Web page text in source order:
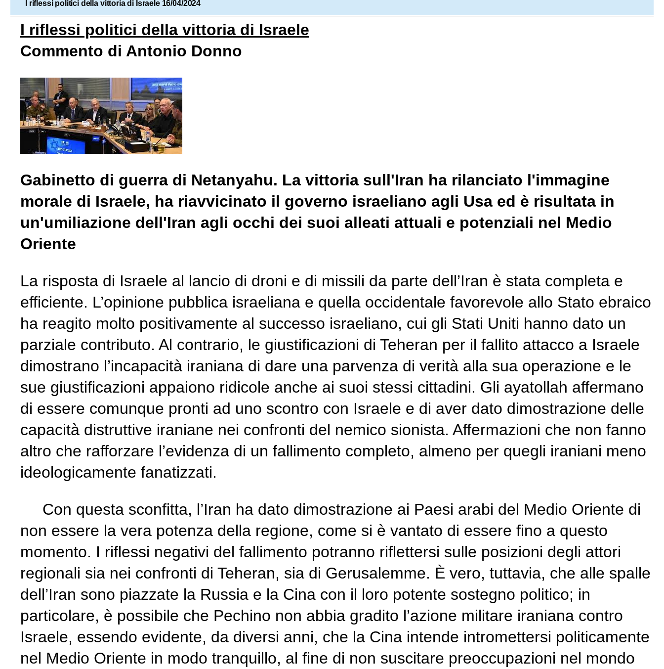
I riflessi politici della vittoria di Israele 16/04/2024
I riflessi politici della vittoria di Israele
Commento di Antonio Donno
Gabinetto di guerra di Netanyahu. La vittoria sull'Iran ha rilanciato l'immagine
morale di Israele, ha riavvicinato il governo israeliano agli Usa ed è risultata in
un'umiliazione dell'Iran agli occhi dei suoi alleati attuali e potenziali nel Medio
Oriente
La risposta di Israele al lancio di droni e di missili da parte dell’Iran è stata completa e
efficiente. L’opinione pubblica israeliana e quella occidentale favorevole allo Stato ebraico
ha reagito molto positivamente al successo israeliano, cui gli Stati Uniti hanno dato un
parziale contributo. Al contrario, le giustificazioni di Teheran per il fallito attacco a Israele
dimostrano l’incapacità iraniana di dare una parvenza di verità alla sua operazione e le
sue giustificazioni appaiono ridicole anche ai suoi stessi cittadini. Gli ayatollah affermano
di essere comunque pronti ad uno scontro con Israele e di aver dato dimostrazione delle
capacità distruttive iraniane nei confronti del nemico sionista. Affermazioni che non fanno
altro che rafforzare l’evidenza di un fallimento completo, almeno per quegli iraniani meno
ideologicamente fanatizzati.
Con questa sconfitta, l’Iran ha dato dimostrazione ai Paesi arabi del Medio Oriente di
non essere la vera potenza della regione, come si è vantato di essere fino a questo
momento. I riflessi negativi del fallimento potranno riflettersi sulle posizioni degli attori
regionali sia nei confronti di Teheran, sia di Gerusalemme. È vero, tuttavia, che alle spalle
dell’Iran sono piazzate la Russia e la Cina con il loro potente sostegno politico; in
particolare, è possibile che Pechino non abbia gradito l’azione militare iraniana contro
Israele, essendo evidente, da diversi anni, che la Cina intende intromettersi politicamente
nel Medio Oriente in modo tranquillo, al fine di non suscitare preoccupazioni nel mondo